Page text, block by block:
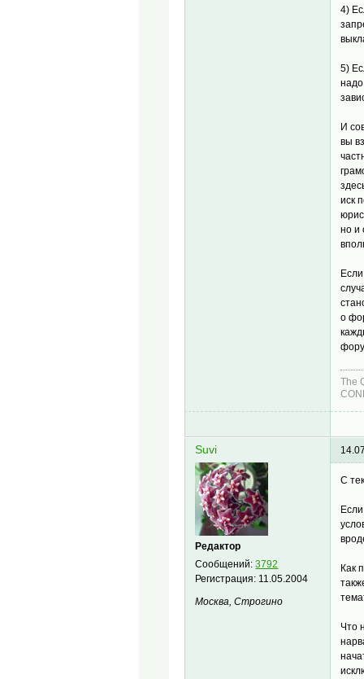
4)
5)
И
вы
иск
но и
о
The
Suvi
Редактор
Сообщений:3792
Регистрация: 11.05.2004
Москва, Строгино
С
Как
Что